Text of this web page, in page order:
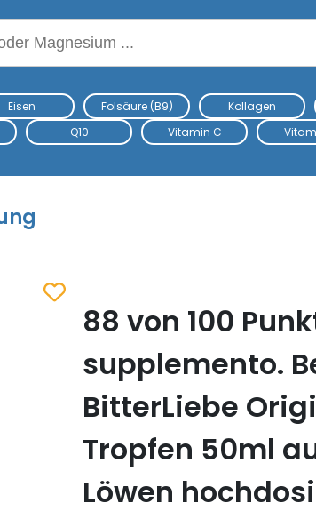
Eisen Folsäure (B9) Kollagen
Q10 Vitamin C
Zum Merkzettel hinzufügen
88 von 100
supplemento.
BitterLiebe
Tropfen 50ml
Löwen